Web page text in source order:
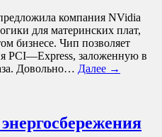
компания NVidia
для материнских плат,
бизнесе. Чип позволяет
PCI—Express, заложенную в
Довольно… Далее →